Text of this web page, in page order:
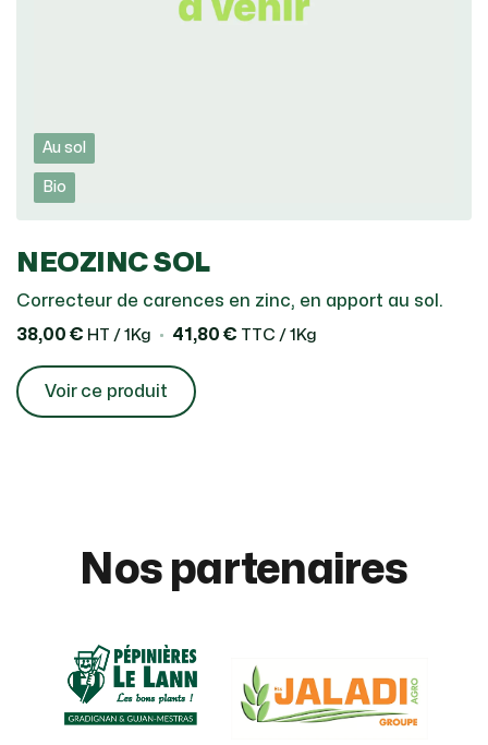
Au sol
Bio
NEOZINC SOL
Correcteur de carences en zinc, en apport au sol.
38,00 € HT / 1Kg 41,80 € TTC / 1Kg
Voir ce produit
Nos partenaires